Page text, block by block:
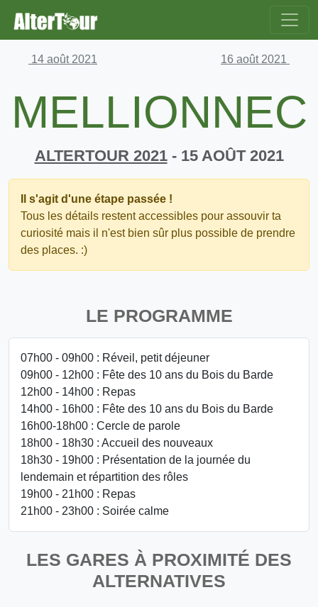
14 août 2021 16 août 2021
MELLIONNEC
ALTERTOUR 2021- 15 AOÛT 2021
Il s'agit d'une étape passée !
Tous les détails restent accessibles pour assouvir ta
curiosité mais il n'est bien sûr plus possible de prendre
des places. :)
LE PROGRAMME
07h00 - 09h00 : Réveil, petit déjeuner
09h00 - 12h00 : Fête des 10 ans du Bois du Barde
12h00 - 14h00 : Repas
14h00 - 16h00 : Fête des 10 ans du Bois du Barde
16h00-18h00 : Cercle de parole
18h00 - 18h30 : Accueil des nouveaux
18h30 - 19h00 : Présentation de la journée du
lendemain et répartition des rôles
19h00 - 21h00 : Repas
21h00 - 23h00 : Soirée calme
LES GARES À PROXIMITÉ DES
ALTERNATIVES